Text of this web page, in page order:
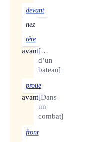
devant
nez
tête
avant[…
d’un
bateau]
proue
avant[Dans
un
combat]
front